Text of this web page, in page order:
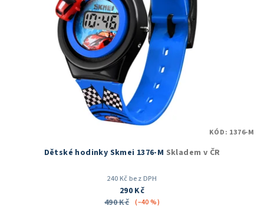
Dětské hodinky Skmei 1376-M Skladem v ČR
240 Kč bez DPH
290 Kč
490 Kč (–40 %)
KÓD: 1376-M